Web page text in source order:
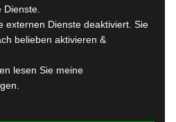
externen Dienste deaktiviert. Sie
belieben aktivieren &
lesen Sie meine